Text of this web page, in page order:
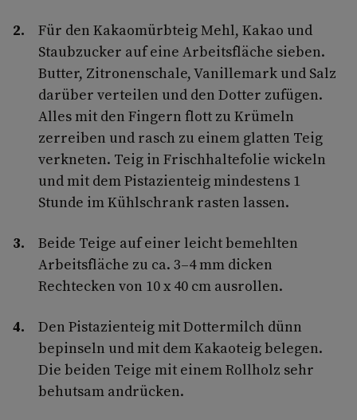
Für den Kakaomürbteig Mehl, Kakao und
Staubzucker auf eine Arbeitsfläche sieben.
Butter, Zitronenschale, Vanillemark und Salz
darüber verteilen und den Dotter zufügen.
Alles mit den Fingern flott zu Krümeln
zerreiben und rasch zu einem glatten Teig
verkneten. Teig in Frischhaltefolie wickeln
und mit dem Pistazienteig mindestens 1
Stunde im Kühlschrank rasten lassen.
Beide Teige auf einer leicht bemehlten
Arbeitsfläche zu ca. 3–4 mm dicken
Rechtecken von 10 x 40 cm ausrollen.
Den Pistazienteig mit Dottermilch dünn
bepinseln und mit dem Kakaoteig belegen.
Die beiden Teige mit einem Rollholz sehr
behutsam andrücken.